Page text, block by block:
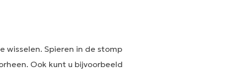
wisselen. Spieren in de stomp
Ook kunt u bijvoorbeeld